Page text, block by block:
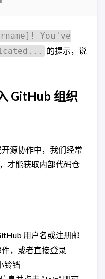
You've
的提示，说
GitHub 组织
源协作中，我们经常
才能获取内部代码仓
用户名或注册邮
，或者直接登录
铃铛